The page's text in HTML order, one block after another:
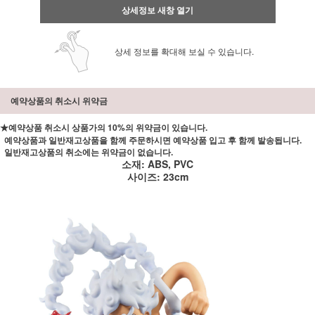
상세정보 새창 열기
상세 정보를 확대해 보실 수 있습니다.
예약상품의 취소시 위약금
★예약상품 취소시 상품가의 10%의 위약금이 있습니다.
예약상품과 일반재고상품을 함께 주문하시면 예약상품 입고 후 함께 발송됩니다.
일반재고상품의 취소에는 위약금이 없습니다.
소재: ABS, PVC
사이즈: 23cm